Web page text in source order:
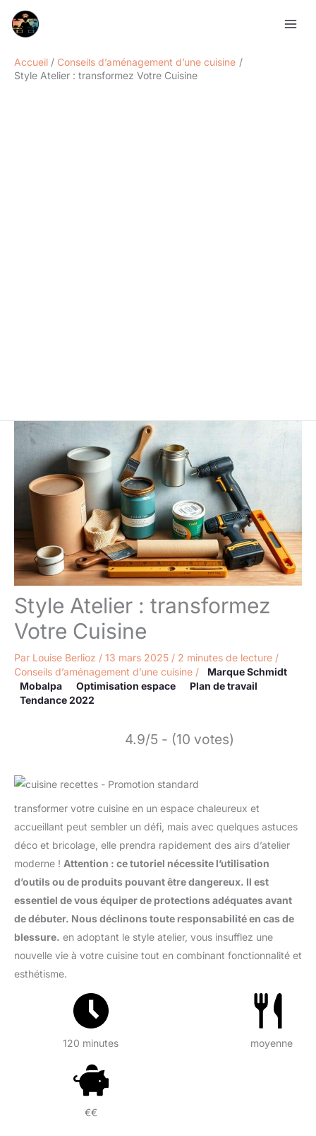
Accueil
Conseils d’aménagement d’une cuisine
Style Atelier : transformez Votre Cuisine
Style Atelier : transformez
Votre Cuisine
Par Louise Berlioz / 13 mars 2025 / 2 minutes de lecture /
Conseils d’aménagement d’une cuisine /
Marque Schmidt
Mobalpa
Optimisation espace
Plan de travail
Tendance 2022
4.9/5 - (10 votes)
transformer votre cuisine en un espace chaleureux et
accueillant peut sembler un défi, mais avec quelques astuces
déco et bricolage, elle prendra rapidement des airs d’atelier
moderne ! Attention : ce tutoriel nécessite l’utilisation
d’outils ou de produits pouvant être dangereux. Il est
essentiel de vous équiper de protections adéquates avant
de débuter. Nous déclinons toute responsabilité en cas de
blessure. en adoptant le style atelier, vous insufflez une
nouvelle vie à votre cuisine tout en combinant fonctionnalité et
esthétisme.
120 minutes moyenne
€€
Rechercher